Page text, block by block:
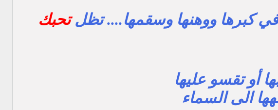
كبرها ووهنها وسقمها.... تظلتحبك
أو تقسو عليها
الى السماء